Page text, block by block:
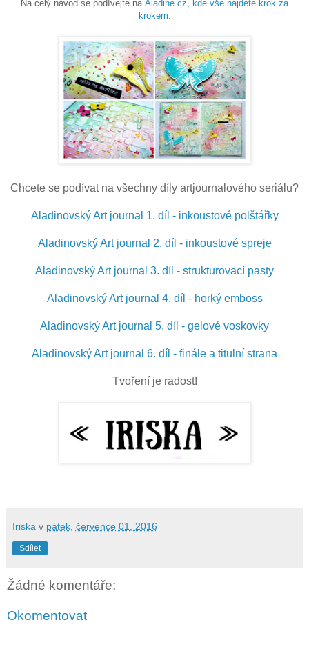
Na celý návod se podívejte na Aladine.cz, kde vše najdete krok za
krokem.
Chcete se podívat na všechny díly artjournalového seriálu?
Aladinovský Art journal 1. díl - inkoustové polštářky
Aladinovský Art journal 2. díl - inkoustové spreje
Aladinovský Art journal 3. díl - strukturovací pasty
Aladinovský Art journal 4. díl - horký emboss
Aladinovský Art journal 5. díl - gelové voskovky
Aladinovský Art journal 6. díl - finále a titulní strana
Tvoření je radost!
Iriska v pátek, července 01, 2016
Sdílet
Žádné komentáře:
Okomentovat